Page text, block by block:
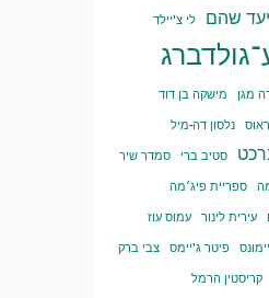
שהם לי צ'יילד
מגן
מישקה בן דוד
נלסון דה-מיל
סטיב ברי
סמדר שיר
ספריית פיג׳מה
עירית לינור
עמוס עוז
פיטר ג'יימס
צבי ברק
קריסטין הרמל